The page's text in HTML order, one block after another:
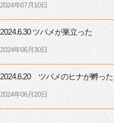
2024年07月10日
2024.6.30 ツバメが巣立った
2024年06月30日
2024.6.20 ツバメのヒナが孵った
2024年06月20日